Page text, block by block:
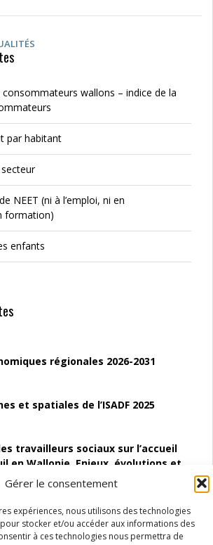
Gérer le consentement
expériences, nous utilisons des technologies
stocker et/ou accéder aux informations des
à ces technologies nous permettra de
consommateurs wallons – indice de la
par habitant
NEET (ni à l’emploi, ni en
formation)
enfants
régionales 2026-2031
et spatiales de l’ISADF 2025
travailleurs sociaux sur l’accueil
en Wallonie. Enjeux, évolutions et
des Structures
à l’autocréation d’emploi (SAACE)